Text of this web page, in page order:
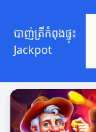
បាញ់ត្រីកំពុងផ្ទុះ
Jackpot